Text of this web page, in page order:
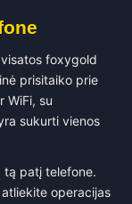
foxygold
prisitaiko prie
WiFi, su
sukurti vienos
tą patį telefone.
operacijas